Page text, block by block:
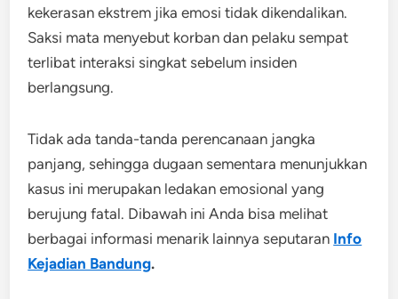
kekerasan ekstrem jika emosi tidak dikendalikan.
Saksi mata menyebut korban dan pelaku sempat
terlibat interaksi singkat sebelum insiden
berlangsung.
Tidak ada tanda-tanda perencanaan jangka
panjang, sehingga dugaan sementara menunjukkan
kasus ini merupakan ledakan emosional yang
berujung fatal. Dibawah ini Anda bisa melihat
berbagai informasi menarik lainnya seputaran Info
Kejadian Bandung.